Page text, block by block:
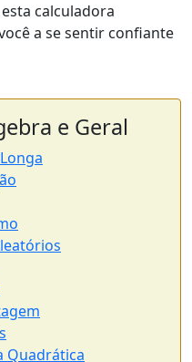
calculadora
a se sentir confiante
e Geral
Quadrática